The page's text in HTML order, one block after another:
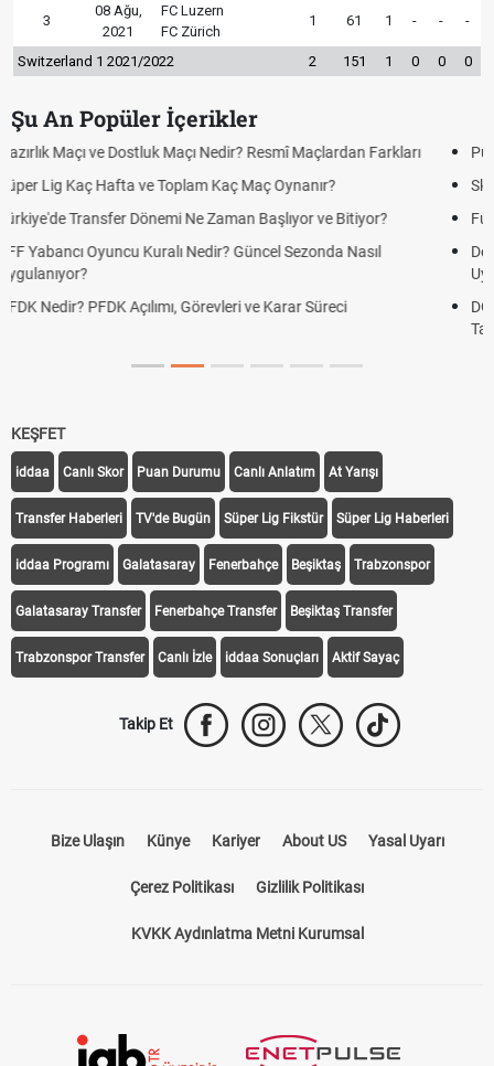
3
08 Ağu,
2021
FC Luzern
FC Zürich
1 61 1 - - -
Switzerland 1 2021/2022 2 151 1 0 0 0
Şu An Popüler İçerikler
Puan Durumunda AG, OM ve Diğer Kısaltmalar Ne Anlama Gelir?
Skor Ne Demek? Sporda Skor ve Sonuç Kavramları
Futbol Nasıl Oynanır? Temel Futbol Kuralları
Deplasman Golü Kuralı Nedir? Hangi Organizasyonlarda
Uygulanıyor?
DGS Sonuçları Ne Zaman Açıklanacak 2026? ÖSYM Sonuç
KEŞFET
iddaa Canlı Skor Puan Durumu Canlı Anlatım At Yarışı
Transfer Haberleri TV'de Bugün Süper Lig Fikstür Süper Lig Haberleri
iddaa Programı Galatasaray Fenerbahçe Beşiktaş Trabzonspor
Galatasaray Transfer Fenerbahçe Transfer Beşiktaş Transfer
Trabzonspor Transfer Canlı İzle iddaa Sonuçları Aktif Sayaç
Takip Et
Bize Ulaşın Künye Kariyer About US Yasal Uyarı
Çerez Politikası Gizlilik Politikası
KVKK Aydınlatma Metni Kurumsal